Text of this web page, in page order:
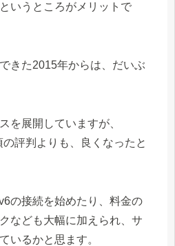
いうところがメリットで
きた2015年からは、だいぶ
を展開していますが、
評判よりも、良くなったと
の接続を始めたり、料金の
なども大幅に加えられ、サ
いるかと思ます。